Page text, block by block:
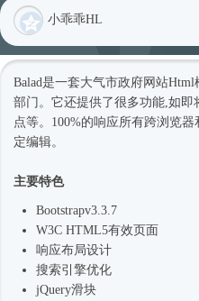
小乖乖HL
Balad是一套大气市政府网站Html
部门。它还提供了很多功能,如
点等。100%的响应所有跨浏览
定编辑。
主要特色
Bootstrapv3.3.7
W3C HTML5有效页面
响应布局设计
搜索引擎优化
jQuery滑块